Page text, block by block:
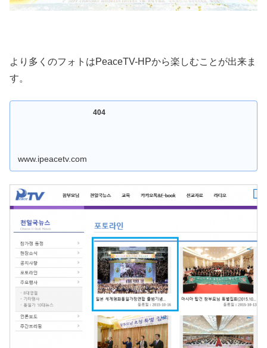
より多くのフォトはPeaceTV-HPから楽しむことが出来ま
す。
404
www.ipeacetv.com